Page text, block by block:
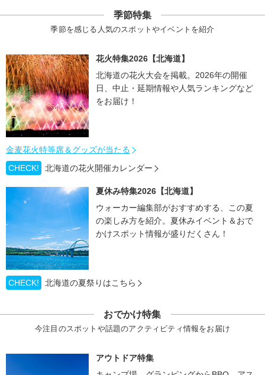
季節特集
季節を感じる人気のスポットやイベントを紹介
花火特集2026【北海道】
北海道の花火大会を掲載。2026年の開催
日、中止・延期情報や人気ランキングなど
をお届け！
金麦花火特等席＆グッズが当たる
CHECK!
北海道の花火開催カレンダー
夏休み特集2026【北海道】
ウォーカー編集部がおすすめする、この夏
の楽しみ方を紹介。夏休みイベント＆おで
かけスポット情報が盛りだくさん！
CHECK! 北海道の夏祭りはこちら
おでかけ特集
今注目のスポットや話題のアクティビティ情報をお届け
アウトドア特集